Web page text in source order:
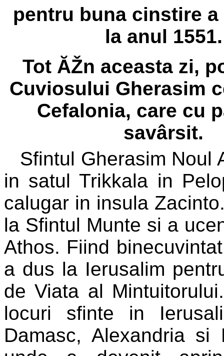
pentru buna cinstire
la anul 1551.
Tot ĂŽn aceasta zi,
Cuviosului Gherasim
Cefalonia, care cu
savârsit.
Sfintul Gherasim Noul
in satul Trikkala in
calugar in insula
la Sfintul Munte si a
Athos. Fiind
a dus la Ierusalim
de Viata al
locuri sfinte in
Damasc, Alexandria